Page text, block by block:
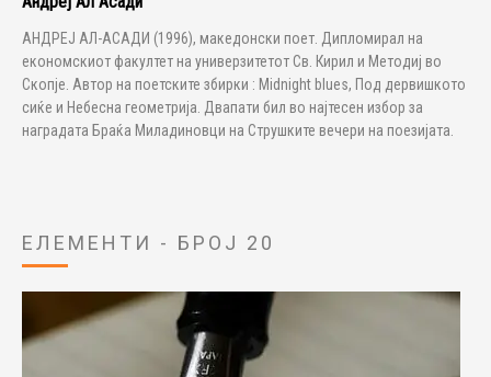
АНДРЕЈ АЛ-АСАДИ (1996), македонски поет. Дипломирал на
економскиот факултет на универзитетот Св. Кирил и Методиј во
Скопје. Автор на поетските збирки : Midnight blues, Под дервишкото
сиќе и Небесна геометрија. Двапати бил во најтесен избор за
наградата Браќа Миладиновци на Струшките вечери на поезијата.
ЕЛЕМЕНТИ - БРОЈ 20